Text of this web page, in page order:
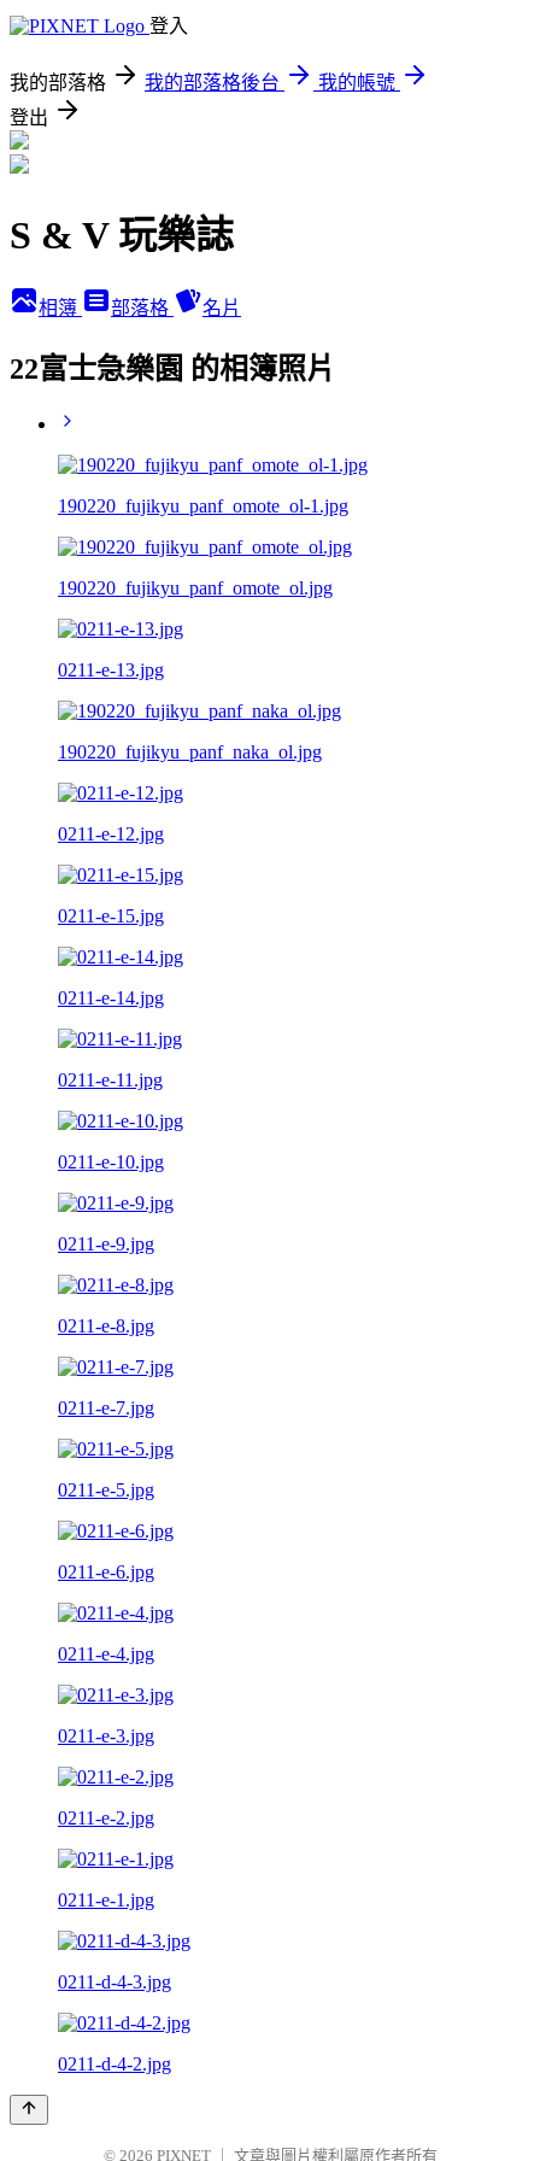
登入
我的部落格 我的部落格後台
我的帳號
登出
S & V 玩樂誌
相簿 部落格 名片
22富士急樂園 的相簿照片
190220_fujikyu_panf_omote_ol-1.jpg
190220_fujikyu_panf_omote_ol.jpg
0211-e-13.jpg
190220_fujikyu_panf_naka_ol.jpg
0211-e-12.jpg
0211-e-15.jpg
0211-e-14.jpg
0211-e-11.jpg
0211-e-10.jpg
0211-e-9.jpg
0211-e-8.jpg
0211-e-7.jpg
0211-e-5.jpg
0211-e-6.jpg
0211-e-4.jpg
0211-e-3.jpg
0211-e-2.jpg
0211-e-1.jpg
0211-d-4-3.jpg
0211-d-4-2.jpg
© 2026 PIXNET 文章與圖片權利屬原作者所有